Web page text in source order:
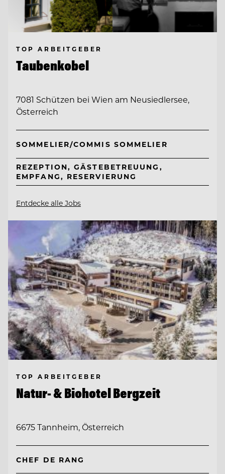
TOP ARBEITGEBER
Taubenkobel
7081 Schützen bei Wien am Neusiedlersee,
Österreich
SOMMELIER/COMMIS SOMMELIER
REZEPTION, GÄSTEBETREUUNG,
EMPFANG, RESERVIERUNG
Entdecke alle Jobs
TOP ARBEITGEBER
Natur- & Biohotel Bergzeit
6675 Tannheim, Österreich
CHEF DE RANG